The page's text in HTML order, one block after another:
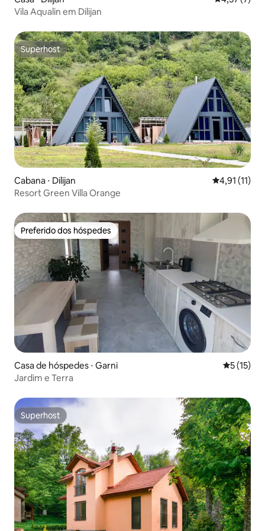
Vila Aqualin em Dilijan
Superhost
Superhost
Cabana ⋅ Dilijan 4,91 de uma
4,91 (11)
Resort Green Villa Orange
Preferido dos hóspedes
Preferido dos hóspedes
Casa de hóspedes ⋅ Garni 5 de uma
5 (15)
Jardim e Terra
Superhost
Superhost